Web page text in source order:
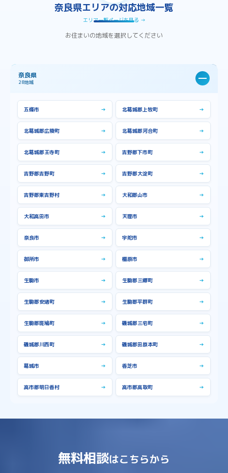
奈良県エリアの対応地域一覧
エリア一覧ページを見る →
お住まいの地域を選択してください
奈良県
28地域
五條市 → 北葛城郡上牧町 →
北葛城郡広陵町 → 北葛城郡河合町 →
北葛城郡王寺町 → 吉野郡下市町 →
吉野郡吉野町 → 吉野郡大淀町 →
吉野郡東吉野村 → 大和郡山市 →
大和高田市 → 天理市 →
奈良市 → 宇陀市 →
御所市 → 橿原市 →
生駒市 → 生駒郡三郷町 →
生駒郡安堵町 → 生駒郡平群町 →
生駒郡斑鳩町 → 磯城郡三宅町 →
磯城郡川西町 → 磯城郡田原本町 →
葛城市 → 香芝市 →
高市郡明日香村 → 高市郡高取町 →
無料相談はこちらから